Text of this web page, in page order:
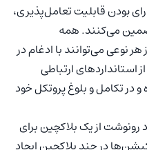
بودن قابلیت تعامل‌پذیری،
می‌کنند. همه
نوعی می‌توانند با ادغام در
ارتباطی
و در تکامل و بلوغ پروتکل خود
از یک بلاکچین برای
در چند بلاکچین ایجاد